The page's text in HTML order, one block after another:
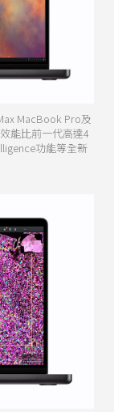
MacBook Pro及
能比前一代高達4
功能等全新